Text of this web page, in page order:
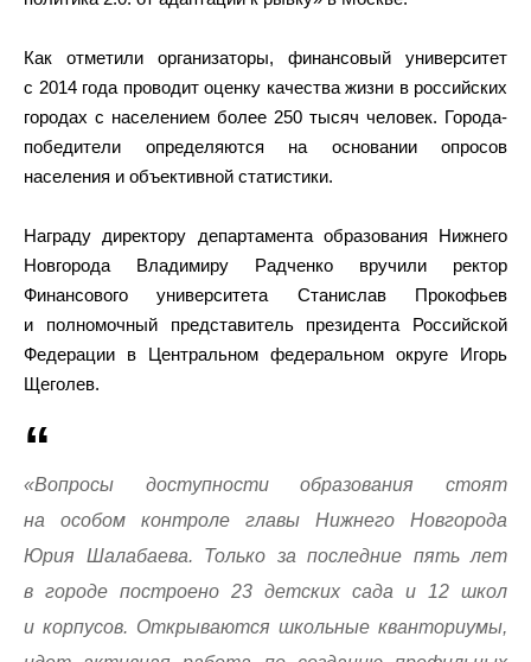
Как отметили организаторы, финансовый университет
с 2014 года проводит оценку качества жизни в российских
городах с населением более 250 тысяч человек. Города-
победители определяются на основании опросов
населения и объективной статистики.
Награду директору департамента образования Нижнего
Новгорода Владимиру Радченко вручили ректор
Финансового университета Станислав Прокофьев
и полномочный представитель президента Российской
Федерации в Центральном федеральном округе Игорь
Щеголев.
«Вопросы доступности образования стоят
на особом контроле главы Нижнего Новгорода
Юрия Шалабаева. Только за последние пять лет
в городе построено 23 детских сада и 12 школ
и корпусов. Открываются школьные кванториумы,